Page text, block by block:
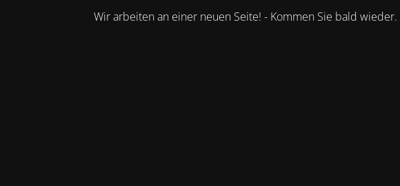
Wir arbeiten an einer neuen Seite! - Kommen Sie bald wieder.